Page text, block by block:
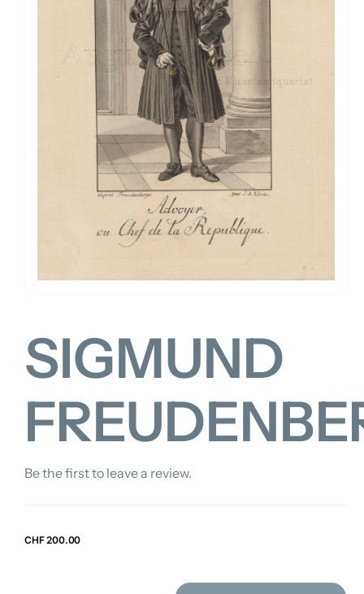
SIGMUND
Be the first to leave a review.
CHF200.00